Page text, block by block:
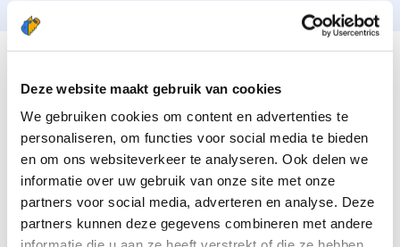
Deze website maakt gebruik van cookies
We gebruiken cookies om content en advertenties te
personaliseren, om functies voor social media te bieden
en om ons websiteverkeer te analyseren. Ook delen we
informatie over uw gebruik van onze site met onze
partners voor social media, adverteren en analyse. Deze
partners kunnen deze gegevens combineren met andere
DEZE KWALITEITEN HEEFT ONZE TOP
KRANTENBEZORGER
Je bent verantwoordelijk en zelfstandig
Je houdt van lekker bewegen in de frisse lucht
Je houdt vooral van fijn werk dat lekker bijverdient!
Je wordt blij van het bezorgen van het laatste nieuws